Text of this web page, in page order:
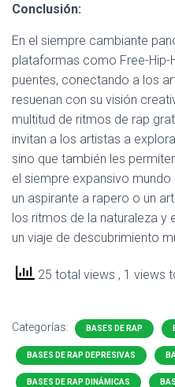
Conclusión:
En el siempre cambiante
plataformas como Free-
puentes, conectando a los
resuenan con su visión
multitud de ritmos de rap
invitan a los artistas a
sino que también les
el siempre expansivo mundo
un aspirante a rapero o un
los ritmos de la naturaleza y
un viaje de descubrimiento
25 total views , 1 views
Categorías: BASES DE RAP
BASES DE RAP DEPRESIVAS
BASES DE RAP DINÁMICAS